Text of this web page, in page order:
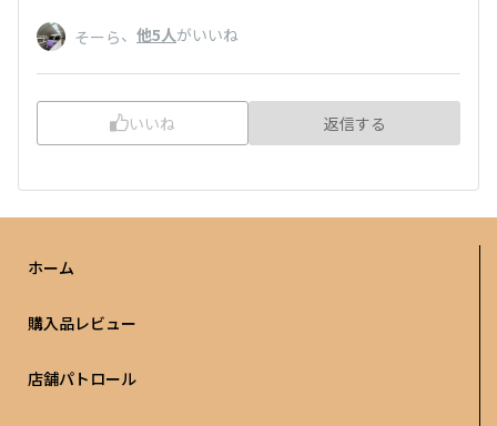
そーら、 他5人がいいね
いいね 返信する
ホーム
購入品レビュー
店舗パトロール